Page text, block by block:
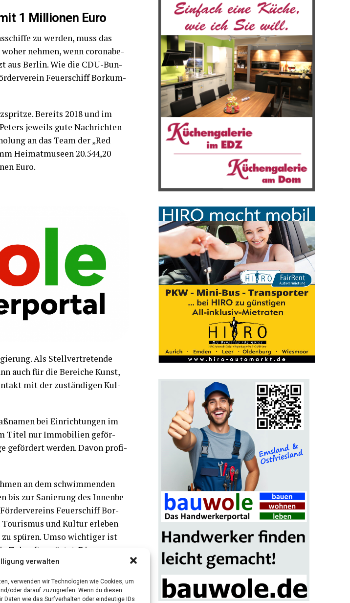
verwalten
verwenden wir Technologien wie Cookies, um
oder darauf zuzugreifen. Wenn du diesen
wie das Surfverhalten oder eindeutige IDs
1 Mil­lio­nen Euro
zu wer­den, muss das
neh­men, wenn coro­nabe­
aus Ber­lin. Wie die CDU-Bun­
Feu­er­schiff Bor­kum­
Bereits 2018 und im
jeweils gute Nach­rich­ten
an das Team der „Red
Hei­mat­mu­se­en 20.544,20
Euro.
Als Stell­ver­tre­ten­de
auch für die Berei­che Kunst,
mit der zustän­di­gen Kul­
bei Ein­rich­tun­gen im
Titel nur Immo­bi­li­en geför­
geför­dert wer­den. Davon pro­fi­
an dem schwim­men­den
bis zur Sanie­rung des Innen­be­
Feu­er­schiff Bor­
und Kul­tur erle­ben
zu spü­ren. Umso wich­ti­ger ist
Zukunft gerüs­tet. Die­se